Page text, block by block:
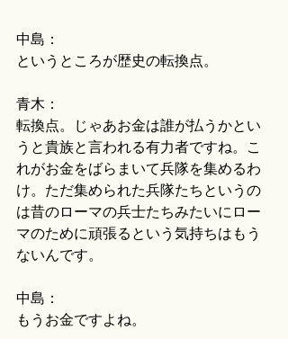
中島：
というところが歴史の転換点。
青木：
転換点。じゃあお金は誰が払うかとい
うと貴族と言われる有力者ですね。こ
れがお金をばらまいて兵隊を集めるわ
け。ただ集められた兵隊たちというの
は昔のローマの兵士たちみたいにロー
マのために頑張るという気持ちはもう
ないんです。
中島：
もうお金ですよね。